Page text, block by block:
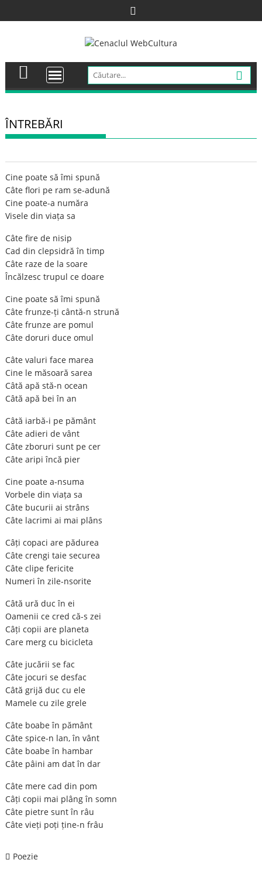
to
ÎNTREBĂRI
Cine poate să îmi spună
Câte flori pe ram se-adună
Cine poate-a număra
Visele din viața sa
Câte fire de nisip
Cad din clepsidră în timp
Câte raze de la soare
Încălzesc trupul ce doare
Cine poate să îmi spună
Câte frunze-ți cântă-n strună
Câte frunze are pomul
Câte doruri duce omul
Câte valuri face marea
Cine le măsoară sarea
Câtă apă stă-n ocean
Câtă apă bei în an
Câtă iarbă-i pe pământ
Câte adieri de vânt
Câte zboruri sunt pe cer
Câte aripi încă pier
Cine poate a-nsuma
Vorbele din viața sa
Câte bucurii ai strâns
Câte lacrimi ai mai plâns
Câți copaci are pădurea
Câte crengi taie securea
Câte clipe fericite
Numeri în zile-nsorite
Câtă ură duc în ei
Oamenii ce cred că-s zei
Câți copii are planeta
Care merg cu bicicleta
Câte jucării se fac
Câte jocuri se desfac
Câtă grijă duc cu ele
Mamele cu zile grele
Câte boabe în pământ
Câte spice-n lan, în vânt
Câte boabe în hambar
Câte pâini am dat în dar
Câte mere cad din pom
Câți copii mai plâng în somn
Câte pietre sunt în râu
Câte vieți poți ține-n frâu
Poezie